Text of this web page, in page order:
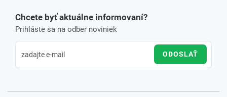
Chcete byť aktuálne informovaní?
Prihláste sa na odber noviniek
ODOSLAŤ